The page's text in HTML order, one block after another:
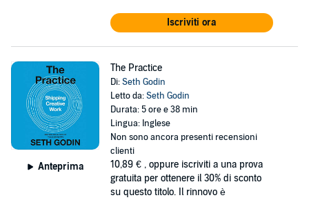
Iscriviti ora
Anteprima
The Practice
Di:Seth Godin
Letto da:Seth Godin
Durata: 5 ore e 38 min
Lingua: Inglese
Non sono ancora presenti recensioni
clienti
10,89 € , oppure iscriviti a una prova
gratuita per ottenere il 30% di sconto
su questo titolo. Il rinnovo è